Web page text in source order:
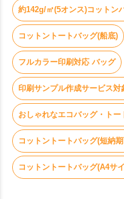
約142g/㎡(5オンス)コットン
コットントートバッグ(船底)
フルカラー印刷対応 バッグ
印刷サンプル作成サービス対
おしゃれなエコバッグ・トー
コットントートバッグ(短納
コットントートバッグ(A4サ